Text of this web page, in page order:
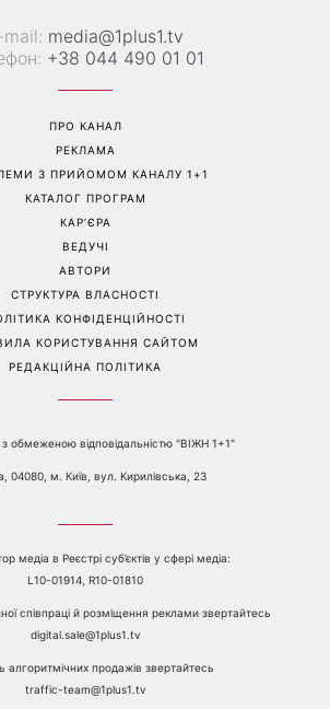
mail: media@1plus1.tv
+38 044 490 01 01
ПРО КАНАЛ
РЕКЛАМА
З ПРИЙОМОМ КАНАЛУ 1+1
КАТАЛОГ ПРОГРАМ
КАР’ЄРА
ВЕДУЧІ
АВТОРИ
СТРУКТУРА ВЛАСНОСТІ
КОНФІДЕНЦІЙНОСТІ
КОРИСТУВАННЯ САЙТОМ
РЕДАКЦІЙНА ПОЛІТИКА
обмеженою відповідальністю "ВІЖН 1+1"
04080, м. Київ, вул. Кирилівська, 23
медіа в Реєстрі суб’єктів у сфері медіа:
L10-01914, R10-01810
співпраці й розміщення реклами звертайтесь
digital.sale@1plus1.tv
алгоритмічних продажів звертайтесь
traffic-team@1plus1.tv